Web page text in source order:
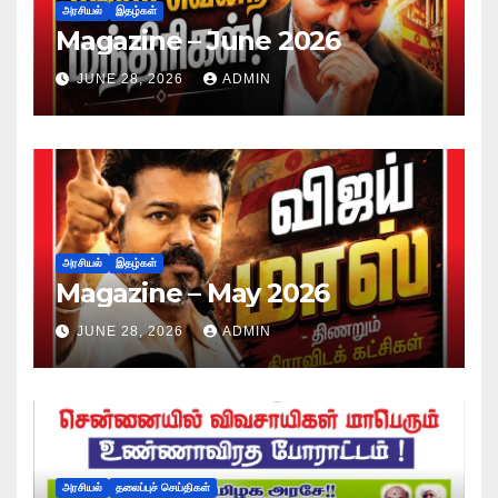
அரசியல் இதழ்கள்
Magazine – June 2026
JUNE 28, 2026 ADMIN
அரசியல் இதழ்கள்
Magazine – May 2026
JUNE 28, 2026 ADMIN
அரசியல் தலைப்புச் செய்திகள்